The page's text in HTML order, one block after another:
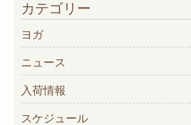
ブ
カテゴリー
ヨガ
ニュース
入荷情報
スケジュール